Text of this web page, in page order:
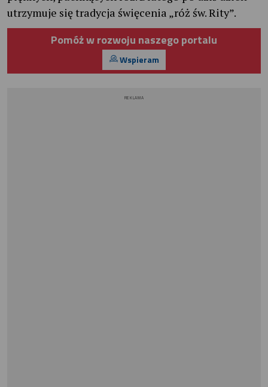
utrzymuje się tradycja święcenia „róż św. Rity”.
Pomóż w rozwoju naszego portalu
Wspieram
REKLAMA